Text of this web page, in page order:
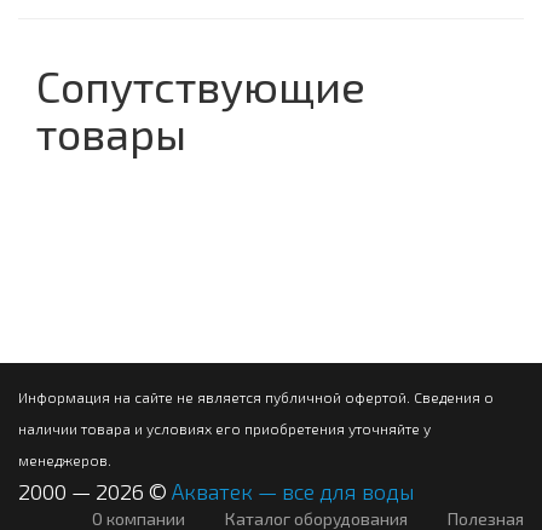
Сопутствующие
товары
Информация на сайте не является публичной офертой. Сведения о
наличии товара и условиях его приобретения уточняйте у
менеджеров.
2000 — 2026 © Акватек — все для воды
О компании Каталог оборудования Полезная